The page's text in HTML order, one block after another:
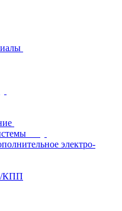
электро-
КПП